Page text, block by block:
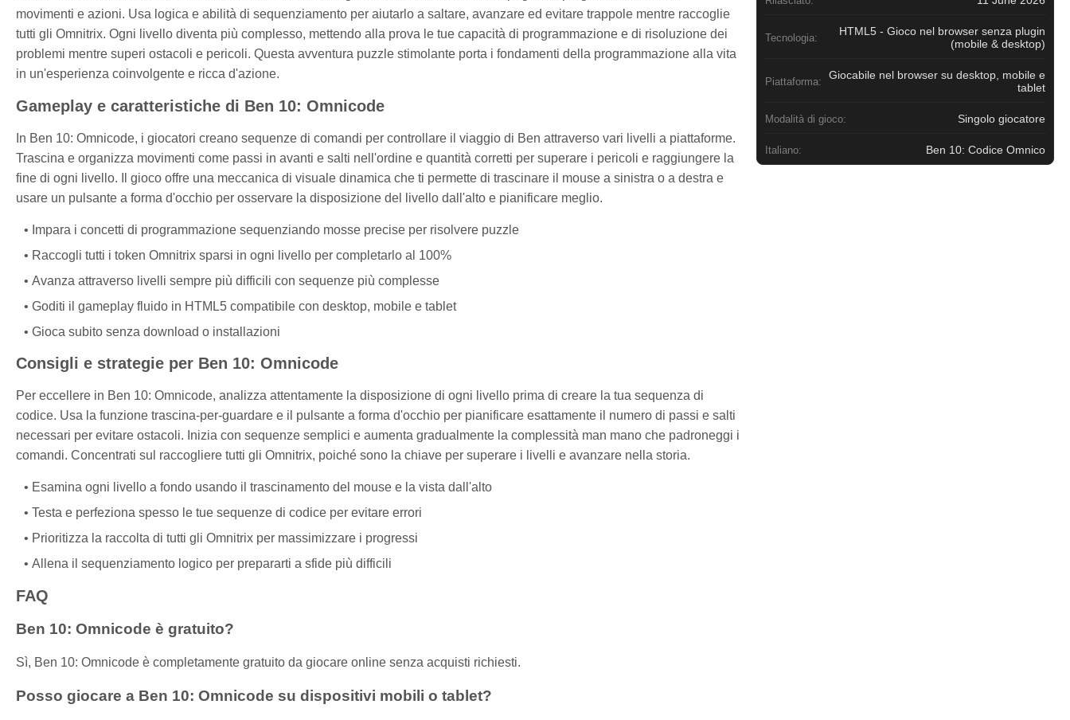
movimenti e azioni. Usa logica e abilità di sequenziamento per aiutarlo a saltare, avanzare ed evitare trappole mentre raccoglie
tutti gli Omnitrix. Ogni livello diventa più complesso, mettendo alla prova le tue capacità di programmazione e di risoluzione dei
problemi mentre superi ostacoli e pericoli. Questa avventura puzzle stimolante porta i fondamenti della programmazione alla vita
in un'esperienza coinvolgente e ricca d'azione.
Gameplay e caratteristiche di Ben 10: Omnicode
In Ben 10: Omnicode, i giocatori creano sequenze di comandi per controllare il viaggio di Ben attraverso vari livelli a piattaforme.
Trascina e organizza movimenti come passi in avanti e salti nell'ordine e quantità corretti per superare i pericoli e raggiungere la
fine di ogni livello. Il gioco offre una meccanica di visuale dinamica che ti permette di trascinare il mouse a sinistra o a destra e
usare un pulsante a forma d'occhio per osservare la disposizione del livello dall'alto e pianificare meglio.
Impara i concetti di programmazione sequenziando mosse precise per risolvere puzzle
Raccogli tutti i token Omnitrix sparsi in ogni livello per completarlo al 100%
Avanza attraverso livelli sempre più difficili con sequenze più complesse
Goditi il gameplay fluido in HTML5 compatibile con desktop, mobile e tablet
Gioca subito senza download o installazioni
Consigli e strategie per Ben 10: Omnicode
Per eccellere in Ben 10: Omnicode, analizza attentamente la disposizione di ogni livello prima di creare la tua sequenza di
codice. Usa la funzione trascina-per-guardare e il pulsante a forma d'occhio per pianificare esattamente il numero di passi e salti
necessari per evitare ostacoli. Inizia con sequenze semplici e aumenta gradualmente la complessità man mano che padroneggi i
comandi. Concentrati sul raccogliere tutti gli Omnitrix, poiché sono la chiave per superare i livelli e avanzare nella storia.
Esamina ogni livello a fondo usando il trascinamento del mouse e la vista dall'alto
Testa e perfeziona spesso le tue sequenze di codice per evitare errori
Prioritizza la raccolta di tutti gli Omnitrix per massimizzare i progressi
Allena il sequenziamento logico per prepararti a sfide più difficili
FAQ
Ben 10: Omnicode è gratuito?
Sì, Ben 10: Omnicode è completamente gratuito da giocare online senza acquisti richiesti.
Posso giocare a Ben 10: Omnicode su dispositivi mobili o tablet?
Tecnologia:
HTML5 - Gioco nel browser senza plugin
(mobile & desktop)
Piattaforma:
Giocabile nel browser su desktop, mobile e
tablet
Modalità di gioco: Singolo giocatore
Italiano: Ben 10: Codice Omnico